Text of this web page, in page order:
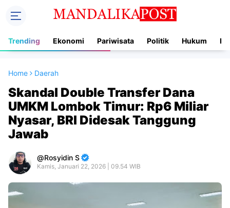
Trending Ekonomi Pariwisata Politik Hukum
Home Daerah
Skandal Double Transfer Dana
UMKM Lombok Timur: Rp6 Miliar
Nyasar, BRI Didesak Tanggung
Jawab
Rosyidin S
Kamis, Januari 22, 2026 | 09.54 WIB